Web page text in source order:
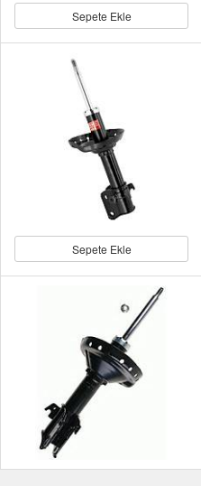
Sepete Ekle
Sepete Ekle